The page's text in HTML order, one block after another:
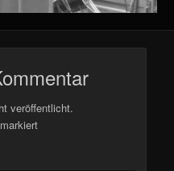
veröffentlicht.
markiert